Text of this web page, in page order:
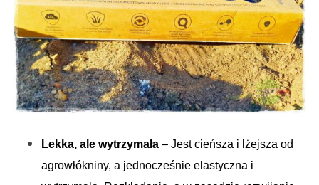
Lekka, ale wytrzymała– Jest cieńsza i lżejsza od
agrowłókniny, a jednocześnie elastyczna i